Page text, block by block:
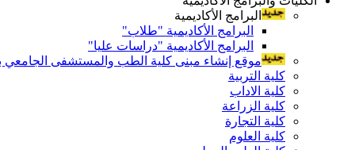
البرامج الأكاديمية
البرامج الأكاديمية "طلاب"
البرامج الأكاديمية "دراسات عليا"
موقع إنشاء مبنى كلية الطب والمستشفى الجامعي
كلية التربية
كلية الاداب
كلية الزراعة
كلية التجارة
كلية العلوم